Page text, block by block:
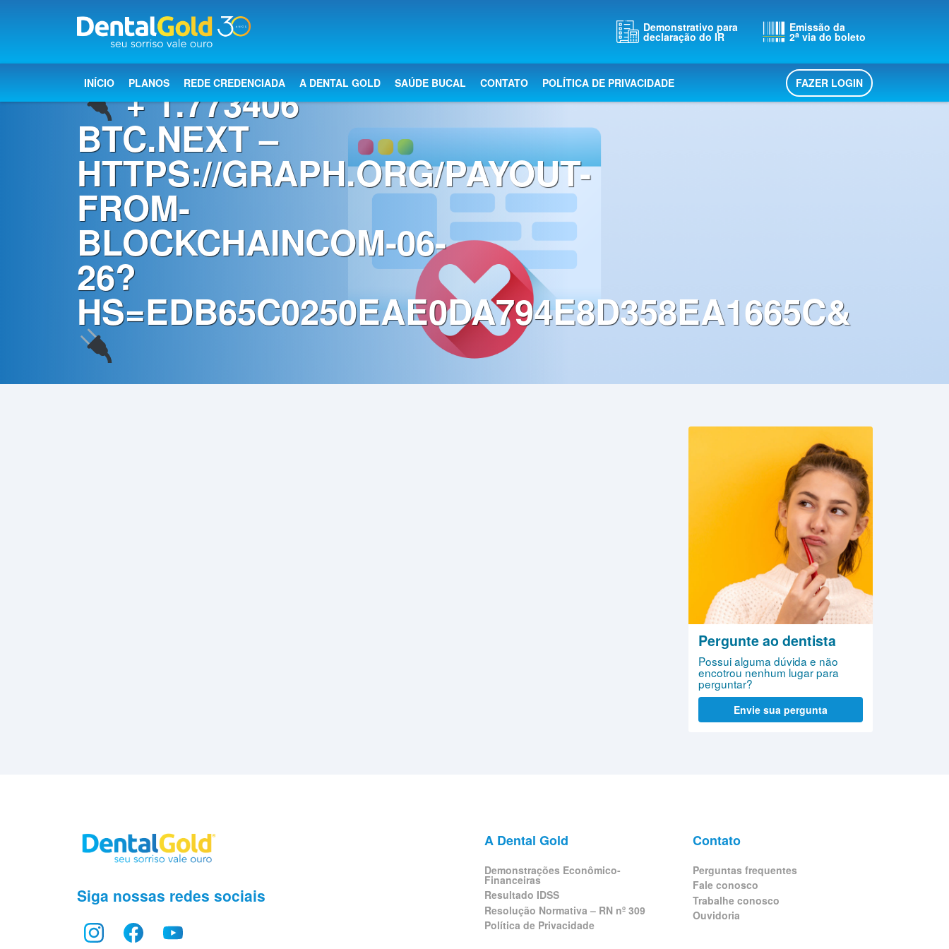
Início
Planos
Credenciada
Contato
de
Demonstrativo para
declaração do IR
Emissão da
2avia do boleto
INÍCIO PLANOS REDE CREDENCIADA A DENTAL GOLD SAÚDE BUCAL CONTATO POLÍTICA DE PRIVACIDADE FAZER LOGIN
+ 1.773406
BTC.NEXT –
HTTPS://GRAPH.ORG/PAYOUT-
FROM-
BLOCKCHAINCOM-06-
26?
HS=EDB65C0250EAE0DA794E8D358EA1665C&
Pergunte ao dentista
Possui alguma dúvida e não
encotrou nenhum lugar para
perguntar?
Envie sua pergunta
Siga nossas redes sociais
A Dental Gold
Demonstrações Econômico-
Financeiras
Resultado IDSS
Resolução Normativa – RN nº 309
Política de Privacidade
Contato
Perguntas frequentes
Fale conosco
Trabalhe conosco
Ouvidoria